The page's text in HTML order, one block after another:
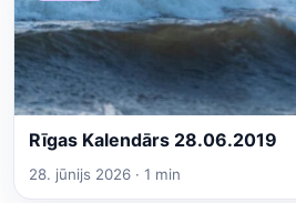
Rīgas Kalendārs 28.06.2019
28. jūnijs 2026 · 1 min